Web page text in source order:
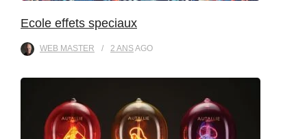
Ecole effets speciaux
WEB MASTER 2 ANSAGO